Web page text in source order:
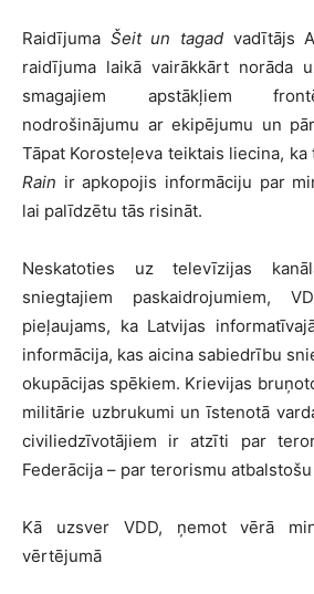
Raidījuma Šeit un tagad vadītājs
raidījuma laikā vairākkārt norāda
smagajiem apstākļiem
nodrošinājumu ar ekipējumu un
Tāpat Korosteļeva teiktais liecina,
Rain ir apkopojis informāciju par
lai palīdzētu tās risināt.
Neskatoties uz televīzijas
sniegtajiem paskaidrojumiem,
pieļaujams, ka Latvijas
informācija, kas aicina sabiedrību
okupācijas spēkiem. Krievijas
militārie uzbrukumi un īstenotā
civiliedzīvotājiem ir atzīti par
Federācija – par terorismu
Kā uzsver VDD, ņemot vērā
vērtējumā